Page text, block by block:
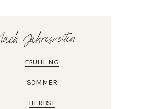
Jahreszeiten...
FRÜHLING
SOMMER
HERBST